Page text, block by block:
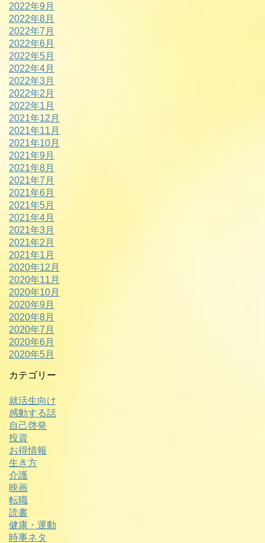
2022年9月
2022年8月
2022年7月
2022年6月
2022年5月
2022年4月
2022年3月
2022年2月
2022年1月
2021年12月
2021年11月
2021年10月
2021年9月
2021年8月
2021年7月
2021年6月
2021年5月
2021年4月
2021年3月
2021年2月
2021年1月
2020年12月
2020年11月
2020年10月
2020年9月
2020年8月
2020年7月
2020年6月
2020年5月
カテゴリー
就活生向け
感動する話
自己啓発
投資
お得情報
生き方
介護
映画
転職
読書
健康・運動
時事ネタ